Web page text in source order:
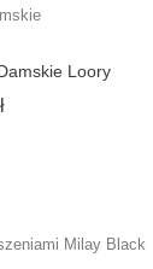
Loory
Cena